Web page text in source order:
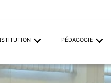
PÉDAGOGIE